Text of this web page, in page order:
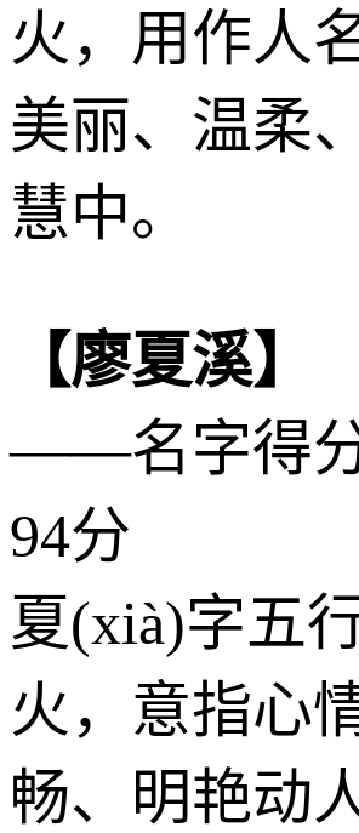
火 ，用作人
美丽、温柔
慧中。
【廖夏溪】
——名字得分
94分
夏(xià)字五
火 ，意指心
畅、明艳动